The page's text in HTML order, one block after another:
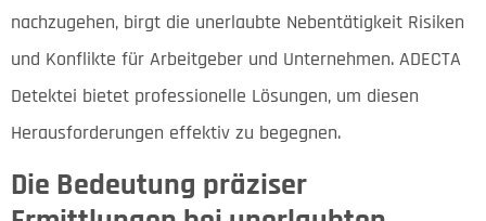
nachzugehen, birgt die unerlaubte Nebentätigkeit Risiken
und Konflikte für Arbeitgeber und Unternehmen. ADECTA
Detektei bietet professionelle Lösungen, um diesen
Herausforderungen effektiv zu begegnen.
Die Bedeutung präziser